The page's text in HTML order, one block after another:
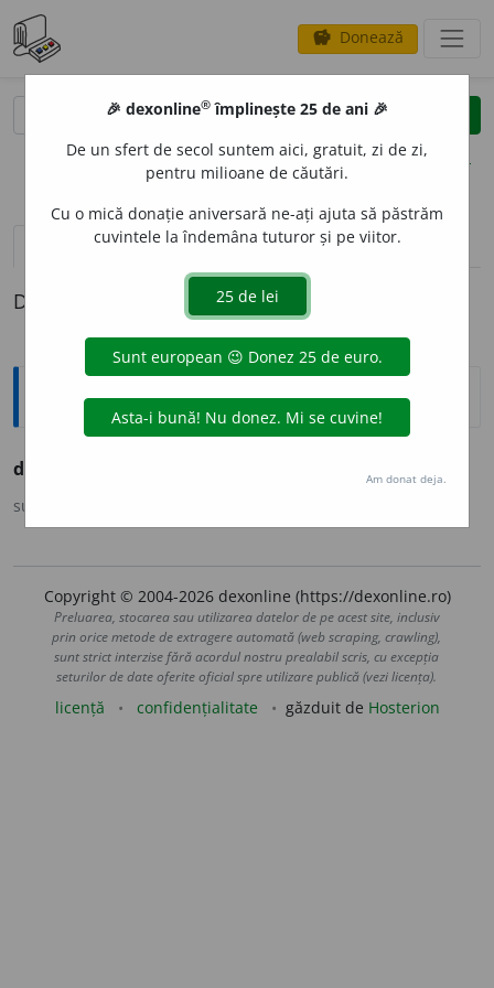
savings Donează
clear
opțiuni
definiții (1) pronunțievolume_up (50)
Definiția cu ID-ul 1133610:
Ortografice DOOM
dumneata
sursa:
Copyright © 2004-2026 dexonline (https://dexonline.ro)
Preluarea, stocarea sau utilizarea datelor de pe acest site, inclusiv
prin orice metode de extragere automată (web scraping, crawling),
sunt strict interzise fără acordul nostru prealabil scris, cu excepția
seturilor de date oferite oficial spre utilizare publică (vezi licența).
licență confidențialitate găzduit de Hosterion
🎉 dexonline® împlinește 25 de ani 🎉
De un sfert de secol suntem aici, gratuit, zi de zi,
pentru milioane de căutări.
Cu o mică donație aniversară ne-ați ajuta să păstrăm
cuvintele la îndemâna tuturor și pe viitor.
Am donat deja.